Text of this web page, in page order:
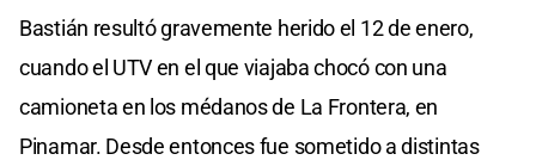
Bastián resultó gravemente herido el 12 de enero,
cuando el UTV en el que viajaba chocó con una
camioneta en los médanos de La Frontera, en
Pinamar. Desde entonces fue sometido a distintas